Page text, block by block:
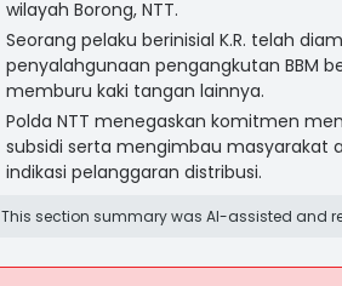
wilayah Borong, NTT.
Seorang pelaku berinisial K.R. telah
penyalahgunaan pengangkutan BBM
memburu kaki tangan lainnya.
Polda NTT menegaskan komitmen
subsidi serta mengimbau masyarakat
indikasi pelanggaran distribusi.
This section summary was AI-assisted and